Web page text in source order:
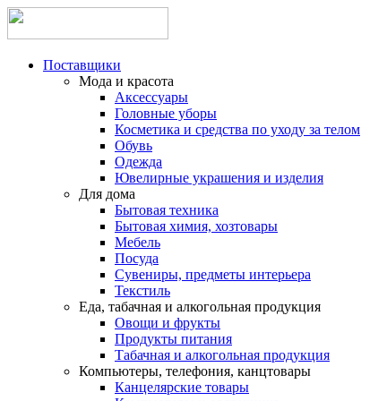
Поставщики
Мода и красота
Аксессуары
Головные уборы
Косметика и средства по уходу за телом
Обувь
Одежда
Ювелирные украшения и изделия
Для дома
Бытовая техника
Бытовая химия, хозтовары
Мебель
Посуда
Сувениры, предметы интерьера
Текстиль
Еда, табачная и алкогольная продукция
Овощи и фрукты
Продукты питания
Табачная и алкогольная продукция
Компьютеры, телефония, канцтовары
Канцелярские товары